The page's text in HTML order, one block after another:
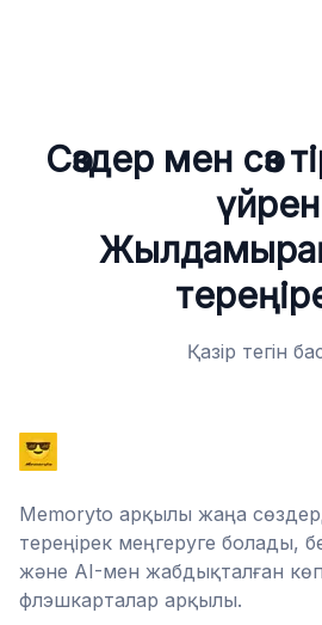
Сөздер мен сөз
үйрен
Қазір тегін
Memoryto арқылы жаңа
тереңірек меңгеруге болады,
және AI-мен жабдықталған
флэшкарталар арқылы.